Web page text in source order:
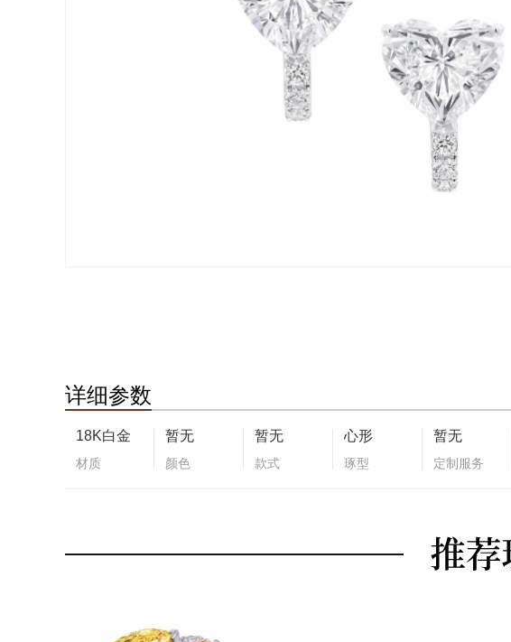
详细参数
18K白金
材质
暂无
颜色
暂无
款式
心形
琢型
暂无
定制服务